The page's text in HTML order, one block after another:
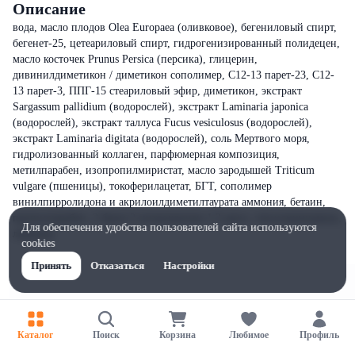
Описание
вода, масло плодов Olea Europaea (оливковое), бегениловый спирт,
бегенет-25, цетеариловый спирт, гидрогенизированный полидецен,
масло косточек Prunus Persica (персика), глицерин,
дивинилдиметикон / диметикон сополимер, C12-13 парет-23, C12-
13 парет-3, ППГ-15 стеариловый эфир, диметикон, экстракт
Sargassum pallidium (водорослей), экстракт Laminaria japonica
(водорослей), экстракт таллуса Fucus vesiculosus (водорослей),
экстракт Laminaria digitata (водорослей), соль Мертвого моря,
гидролизованный коллаген, парфюмерная композиция,
метилпарабен, изопропилмиристат, масло зародышей Triticum
vulgare (пшеницы), токоферилацетат, БГТ, сополимер
винилпирролидона и акрилоилдиметилтаурата аммония, бетаин,
лимонен
Каталог Поиск Корзина Любимое Профиль
Для обеспечения удобства пользователей сайта используются
cookies
Принять
Отказаться Настройки